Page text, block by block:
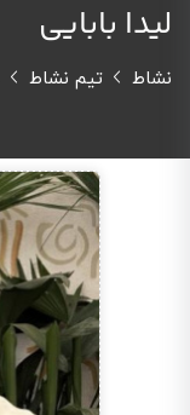
لیدا بابایی
نشاط تیم نشاط